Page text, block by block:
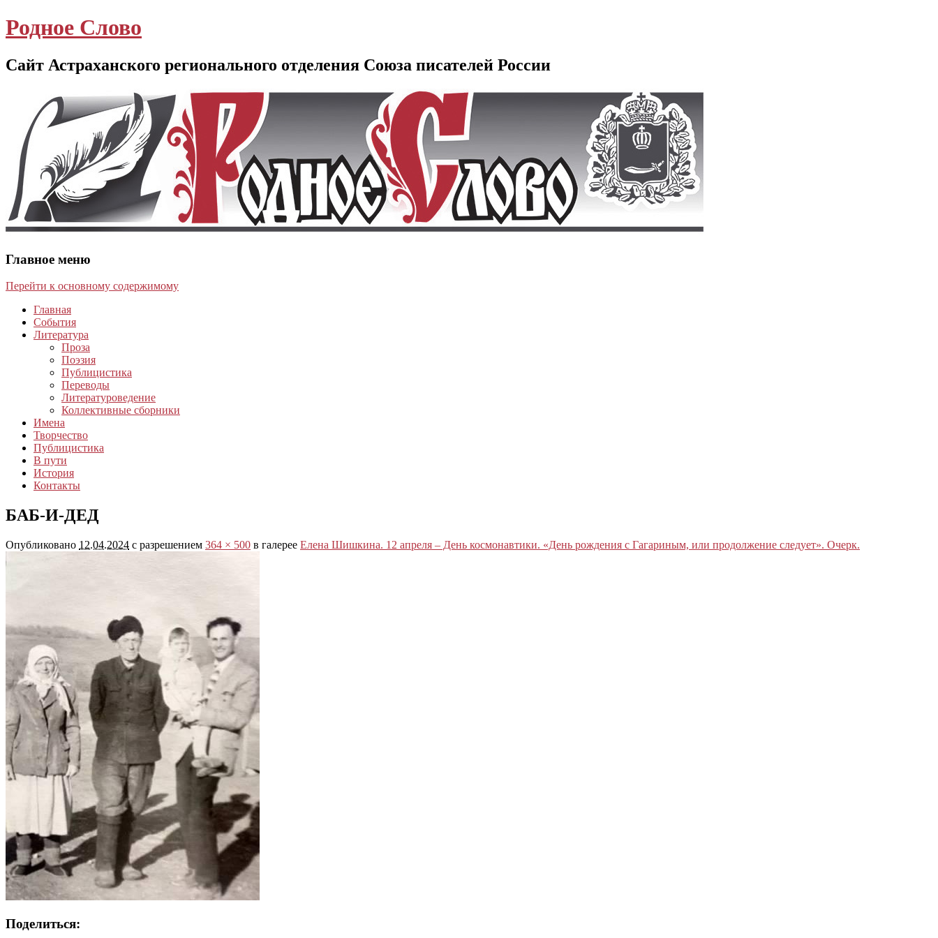
Родное Слово
Сайт Астраханского регионального отделения Союза писателей России
Главное меню
Перейти к основному содержимому
Главная
События
Литература
Проза
Поэзия
Публицистика
Переводы
Литературоведение
Коллективные сборники
Имена
Творчество
Публицистика
В пути
История
Контакты
БАБ-И-ДЕД
Опубликовано 12.04.2024 с разрешением 364 × 500 в галерее Елена Шишкина. 12 апреля – День космонавтики. «День рождения с Гагариным, или продолжение следует». Очерк.
Поделиться: